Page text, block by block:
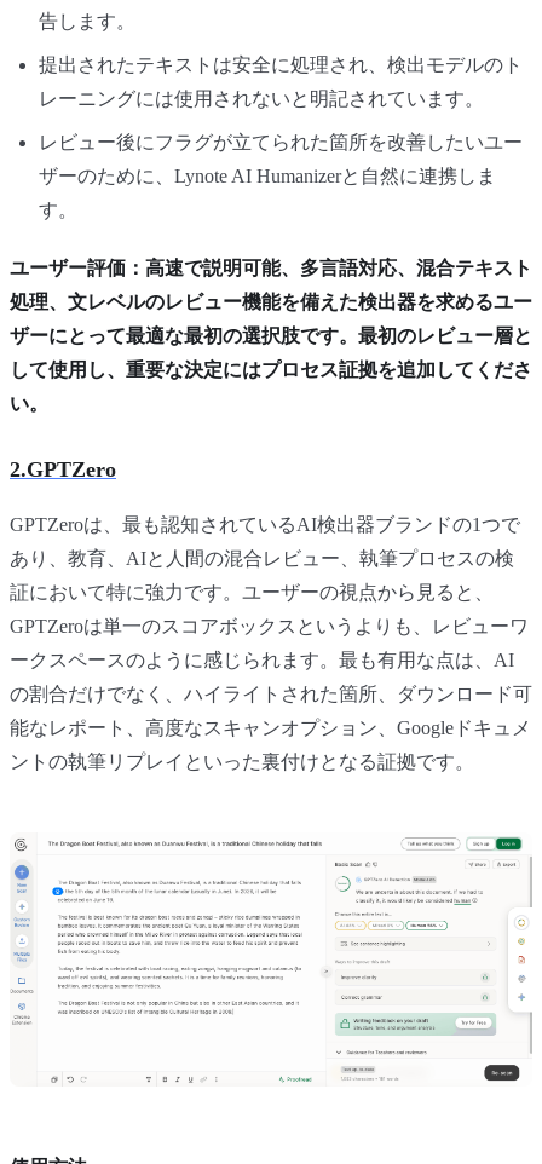
告します。
提出されたテキストは安全に処理され、検出モデルのト
レーニングには使用されないと明記されています。
レビュー後にフラグが立てられた箇所を改善したいユー
ザーのために、Lynote AI Humanizerと自然に連携しま
す。
ユーザー評価：高速で説明可能、多言語対応、混合テキスト
処理、文レベルのレビュー機能を備えた検出器を求めるユー
ザーにとって最適な最初の選択肢です。最初のレビュー層と
して使用し、重要な決定にはプロセス証拠を追加してくださ
い。
2.GPTZero
GPTZeroは、最も認知されているAI検出器ブランドの1つで
あり、教育、AIと人間の混合レビュー、執筆プロセスの検
証において特に強力です。ユーザーの視点から見ると、
GPTZeroは単一のスコアボックスというよりも、レビューワ
ークスペースのように感じられます。最も有用な点は、AI
の割合だけでなく、ハイライトされた箇所、ダウンロード可
能なレポート、高度なスキャンオプション、Googleドキュメ
ントの執筆リプレイといった裏付けとなる証拠です。